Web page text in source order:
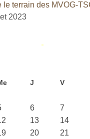
le terrain des MVOG-
2023
J V
6 7
13 14
20 21